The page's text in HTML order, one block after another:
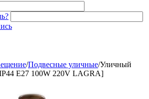
/Подвесные уличные/Уличный
E27 100W 220V LAGRA]